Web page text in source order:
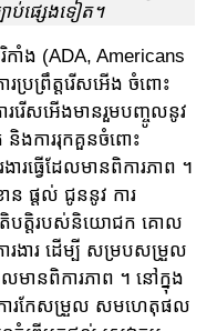
ប់ផ្សេងទៀត។
កាំង (ADA, Americans
រព្រឹត្តរើសអើង ចំពោះ
ើសអើងមានរួមបញ្ចូលនូវ
និងការរុកគួនចំពោះ
រធ្វើដែលមានពិការភាព ។
ន ផ្តល់ ជូននូវ ការ
បត្តិរបស់និយោជក គោល
រងារ ដើម្បី សម្របសម្រួល
មានពិការភាព ។ នៅក្នុង
ារកែសម្រួល សមហេតុផល